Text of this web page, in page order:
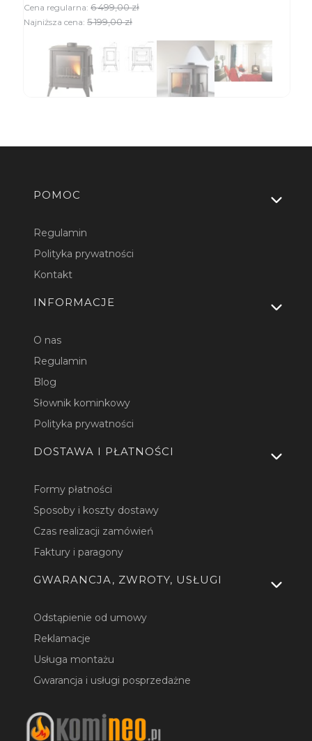
Cena regularna: 6 499,00 zł
Najniższa cena: 5 199,00 zł
Ceny podane bez kosztów dostawy.
ZOBACZ PRODUKT
Dostępny
Linki w stopce
POMOC
Regulamin
Polityka prywatności
Kontakt
INFORMACJE
O nas
Regulamin
Blog
Słownik kominkowy
Polityka prywatności
DOSTAWA I PŁATNOŚCI
Formy płatności
Sposoby i koszty dostawy
Czas realizacji zamówień
Faktury i paragony
GWARANCJA, ZWROTY, USŁUGI
Odstąpienie od umowy
Reklamacje
Usługa montażu
Gwarancja i usługi posprzedażne